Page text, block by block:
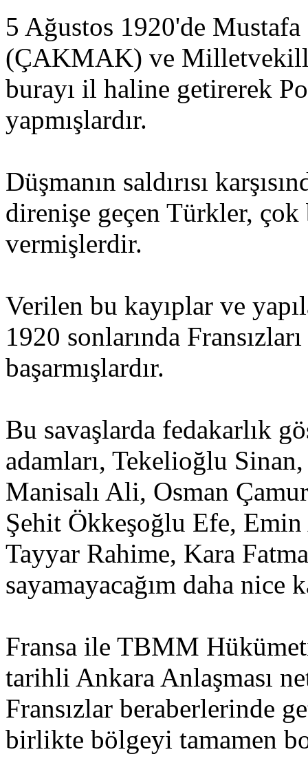
5 Ağustos 1920'de
(ÇAKMAK) ve
burayı il haline getirerek
yapmışlardır.
Düşmanın saldırısı
direnişe geçen Türkler,
vermişlerdir.
Verilen bu kayıplar ve
1920 sonlarında
başarmışlardır.
Bu savaşlarda fedakarlık
adamları, Tekelioğlu
Manisalı Ali, Osman
Şehit Ökkeşoğlu Efe,
Tayyar Rahime, Kara
sayamayacağım daha nice
Fransa ile TBMM
tarihli Ankara Anlaşması
Fransızlar beraberlerinde
birlikte bölgeyi tamamen